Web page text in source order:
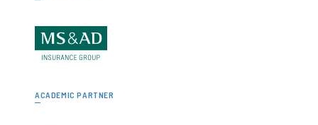
ACADEMIC PARTNER